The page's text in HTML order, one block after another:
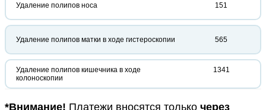
Удаление полипов носа 151
Удаление полипов матки в ходе гистероскопии 565
Удаление полипов кишечника в ходе
колоноскопии
1341
*Внимание! Платежи вносятся только через